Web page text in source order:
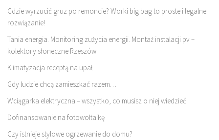
Gdzie wyrzucić gruz po remoncie? Worki big bag to proste i legalne
rozwiązanie!
Tania energia. Monitoring zużycia energii. Montaż instalacji pv –
kolektory słoneczne Rzeszów
Klimatyzacja receptą na upał
Gdy ludzie chcą zamieszkać razem…
Wciągarka elektryczna – wszystko, co musisz o niej wiedzieć
Dofinansowanie na fotowoltaikę
Czy istnieje stylowe ogrzewanie do domu?